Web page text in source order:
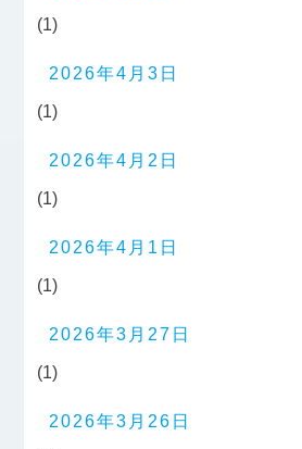
(1)
2026年4月3日
(1)
2026年4月2日
(1)
2026年4月1日
(1)
2026年3月27日
(1)
2026年3月26日